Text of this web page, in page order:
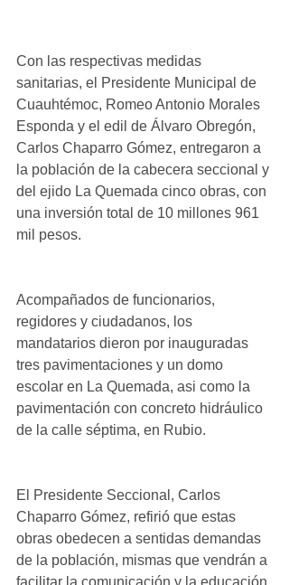
Con las respectivas medidas
sanitarias, el Presidente Municipal de
Cuauhtémoc, Romeo Antonio Morales
Esponda y el edil de Álvaro Obregón,
Carlos Chaparro Gómez, entregaron a
la población de la cabecera seccional y
del ejido La Quemada cinco obras, con
una inversión total de 10 millones 961
mil pesos.
Acompañados de funcionarios,
regidores y ciudadanos, los
mandatarios dieron por inauguradas
tres pavimentaciones y un domo
escolar en La Quemada, asi como la
pavimentación con concreto hidráulico
de la calle séptima, en Rubio.
El Presidente Seccional, Carlos
Chaparro Gómez, refirió que estas
obras obedecen a sentidas demandas
de la población, mismas que vendrán a